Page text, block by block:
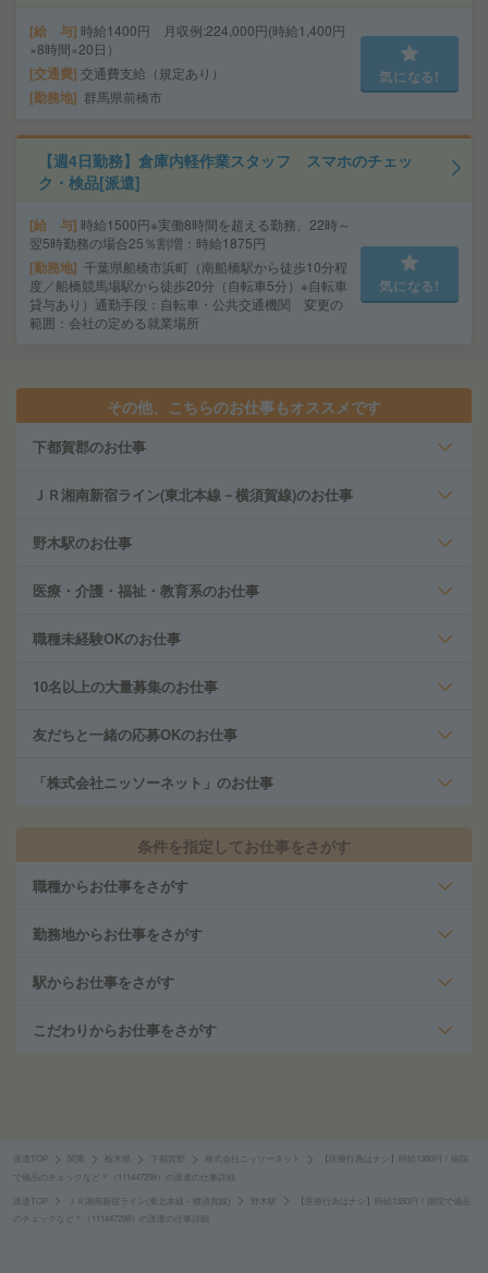
給 与 時給1400円 月収例:224,000円(時給1,400円
×8時間×20日）
交通費 交通費支給（規定あり）
勤務地 群馬県前橋市
気になる!
【週4日勤務】倉庫内軽作業スタッフ スマホのチェッ
ク・検品[派遣]
給 与 時給1500円※実働8時間を超える勤務、22時～
翌5時勤務の場合25％割増：時給1875円
勤務地 千葉県船橋市浜町（南船橋駅から徒歩10分程
度／船橋競馬場駅から徒歩20分（自転車5分）※自転車
貸与あり）通勤手段：自転車・公共交通機関 変更の
範囲：会社の定める就業場所
気になる!
その他、こちらのお仕事もオススメです
下都賀郡のお仕事
ＪＲ湘南新宿ライン(東北本線－横須賀線)のお仕事
野木駅のお仕事
医療・介護・福祉・教育系のお仕事
職種未経験OKのお仕事
10名以上の大量募集のお仕事
友だちと一緒の応募OKのお仕事
「株式会社ニッソーネット」のお仕事
条件を指定してお仕事をさがす
職種からお仕事をさがす
勤務地からお仕事をさがす
駅からお仕事をさがす
こだわりからお仕事をさがす
派遣TOP 栃木県 下都賀郡 株式会社ニッソーネット
【医療行為はナシ】時給1350円！病院
で備品のチェックなど＊（111447298）の派遣の仕事詳細
派遣TOP ＪＲ湘南新宿ライン(東北本線－横須賀線) 野木駅
【医療行為はナシ】時給1350円！病院で備品
のチェックなど＊（111447298）の派遣の仕事詳細